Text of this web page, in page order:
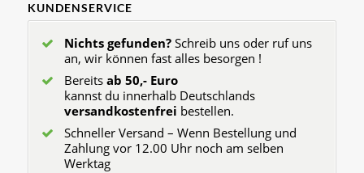
KUNDENSERVICE
Nichts gefunden?Schreib uns oder ruf uns
an, wir können fast alles besorgen !
Bereits ab 50,- Euro
kannst du innerhalb Deutschlands
versandkostenfrei bestellen.
Schneller Versand – Wenn Bestellung und
Zahlung vor 12.00 Uhr noch am selben
Werktag